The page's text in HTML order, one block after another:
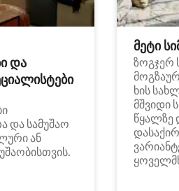
და
და სამუშაო
ან
მეტი
ზოგჯერ
ხის
მშვიდი
წყალზე